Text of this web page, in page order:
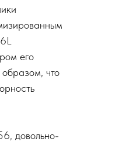
его
что
довольно-